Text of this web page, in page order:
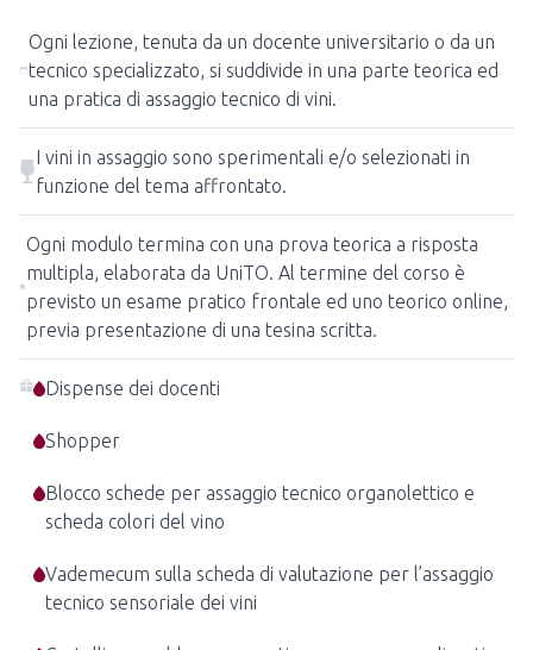
Ogni lezione, tenuta da un docente universitario o da un
tecnico specializzato, si suddivide in una parte teorica ed
una pratica di assaggio tecnico di vini.
I vini in assaggio sono sperimentali e/o selezionati in
funzione del tema affrontato.
Ogni modulo termina con una prova teorica a risposta
multipla, elaborata da UniTO. Al termine del corso è
previsto un esame pratico frontale ed uno teorico online,
previa presentazione di una tesina scritta.
Dispense dei docenti
Shopper
Blocco schede per assaggio tecnico organolettico e
scheda colori del vino
Vademecum sulla scheda di valutazione per l’assaggio
tecnico sensoriale dei vini